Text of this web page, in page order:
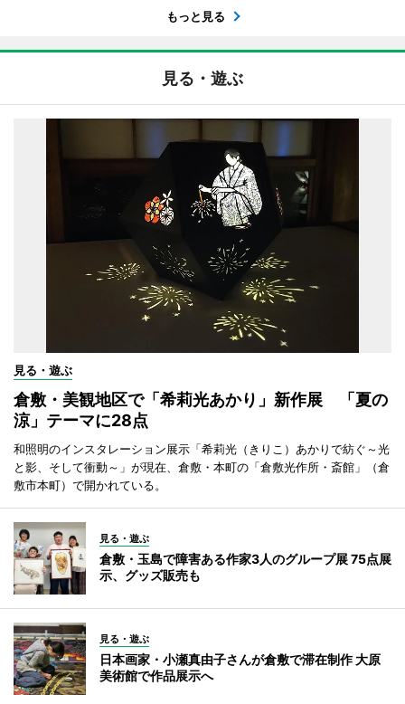
もっと見る
見る・遊ぶ
見る・遊ぶ
倉敷・美観地区で「希莉光あかり」新作展 「夏の
涼」テーマに28点
和照明のインスタレーション展示「希莉光（きりこ）あかりで紡ぐ～光
と影、そして衝動～」が現在、倉敷・本町の「倉敷光作所・斎館」（倉
敷市本町）で開かれている。
見る・遊ぶ
倉敷・玉島で障害ある作家3人のグループ展 75点展
示、グッズ販売も
見る・遊ぶ
日本画家・小瀬真由子さんが倉敷で滞在制作 大原
美術館で作品展示へ